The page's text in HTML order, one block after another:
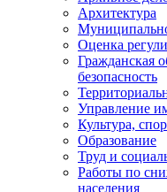
Архитектура
Оценка
Гражданская
безопасность
Управление
Культура,
Образование
Труд и
Работы по
населения